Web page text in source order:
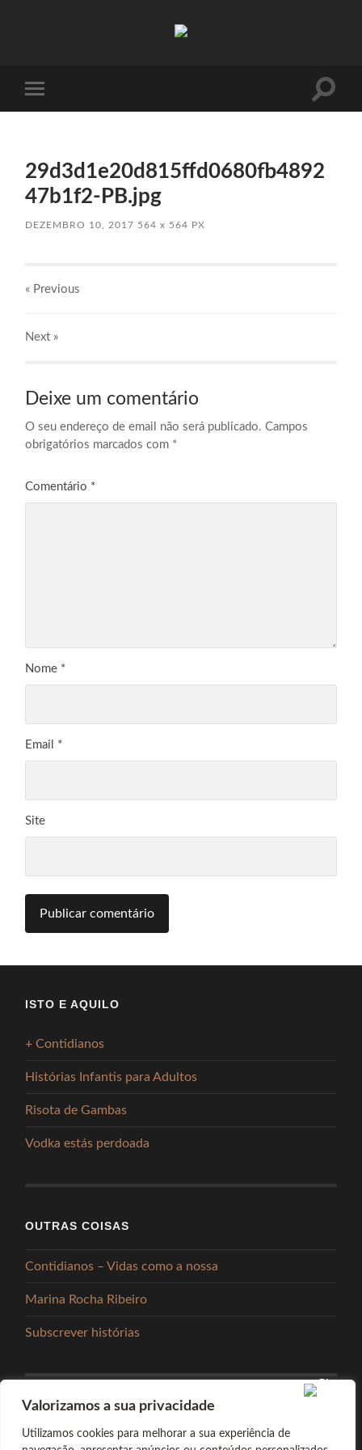
Valorizamos a sua privacidade
Utilizamos cookies para melhorar a sua experiência de
mobile
Toggle
29d3d1e20d815ffd0680fb4892
47b1f2-PB.jpg
DEZEMBRO 10, 2017 564x 564 PX
« Previous
Next »
Deixe um comentário
O seu endereço de email não será publicado. Campos
obrigatórios marcados com *
Comentário *
Nome *
Email *
Site
ISTO E AQUILO
+ Contidianos
Histórias Infantis para Adultos
Risota de Gambas
Vodka estás perdoada
OUTRAS COISAS
Contidianos – Vidas como a nossa
Marina Rocha Ribeiro
Subscrever histórias